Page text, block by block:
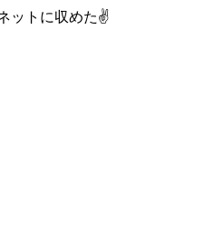
ットに収めた✌️